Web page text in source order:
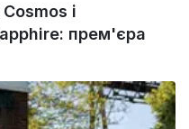
і
прем'єра